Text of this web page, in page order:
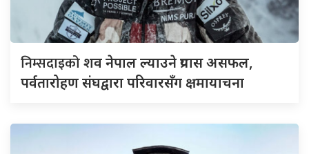
निम्सदाइकोशव नेपाल ल्याउने प्रयास असफल,
पर्वतारोहण संघद्वारा परिवारसँग क्षमायाचना